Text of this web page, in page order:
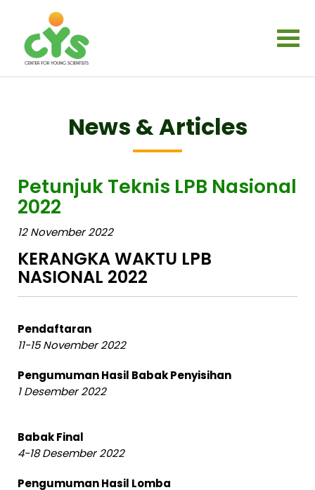
News & Articles
Petunjuk Teknis LPB Nasional
2022
12 November 2022
KERANGKA WAKTU LPB
NASIONAL 2022
Pendaftaran
11-15 November 2022
Pengumuman Hasil Babak Penyisihan
1 Desember 2022
Babak Final
4-18 Desember 2022
Pengumuman Hasil Lomba